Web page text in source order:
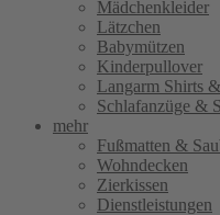
Mädchenkleider
Lätzchen
Babymützen
Kinderpullover
Langarm Shirts
Schlafanzüge &
mehr
Fußmatten &
Wohndecken
Zierkissen
Dienstleistungen